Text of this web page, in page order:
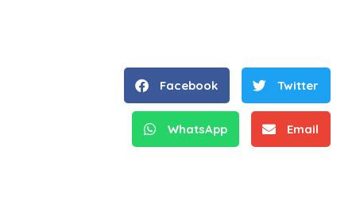
Facebook Twitter
WhatsApp Email